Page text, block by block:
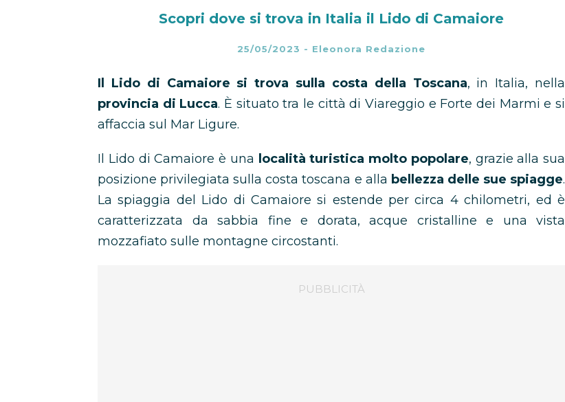
Scopri dove si trova in Italia il Lido di Camaiore
25/05/2023 - Eleonora Redazione
Il Lido di Camaiore si trova sulla costa della Toscana, in Italia, nella
provincia di Lucca. È situato tra le città di Viareggio e Forte dei Marmi e si
affaccia sul Mar Ligure.
Il Lido di Camaiore è una località turistica molto popolare, grazie alla sua
posizione privilegiata sulla costa toscana e alla bellezza delle sue spiagge.
La spiaggia del Lido di Camaiore si estende per circa 4 chilometri, ed è
caratterizzata da sabbia fine e dorata, acque cristalline e una vista
mozzafiato sulle montagne circostanti.